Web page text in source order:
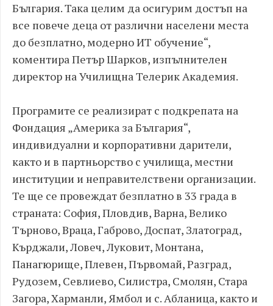
България. Така целим да осигурим достъп на
все повече деца от различни населени места
до безплатно, модерно ИТ обучение“,
коментира Петър Шарков, изпълнителен
директор на Училищна Телерик Академия.
Програмите се реализират с подкрепата на
Фондация „Америка за България“,
индивидуални и корпоративни дарители,
както и в партньорство с училища, местни
институции и неправителствени организации.
Те ще се провеждат безплатно в 33 града в
страната: София, Пловдив, Варна, Велико
Търново, Враца, Габрово, Доспат, Златоград,
Кърджали, Ловеч, Луковит, Монтана,
Панагюрище, Плевен, Първомай, Разград,
Рудозем, Севлиево, Силистра, Смолян, Стара
Загора, Харманли, Ямбол и с. Абланица, както и